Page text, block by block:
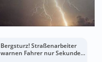
Bergsturz! Straßenarbeiter
warnen Fahrer nur Sekunden